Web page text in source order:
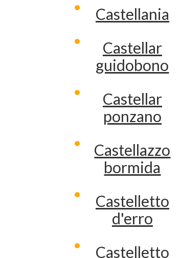
Castellania
Castellar
guidobono
Castellar
ponzano
Castellazzo
bormida
Castelletto
d'erro
Castelletto